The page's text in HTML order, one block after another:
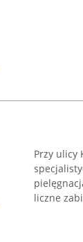
Przy ulicy
liczne